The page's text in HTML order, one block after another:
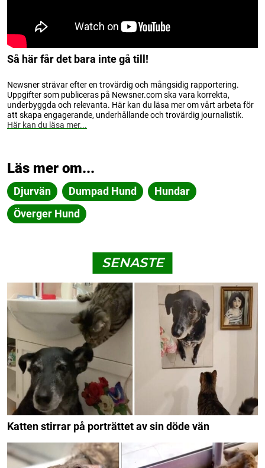
Så här får det bara inte gå till!
Newsner strävar efter en trovärdig och mångsidig rapportering.
Uppgifter som publiceras på Newsner.com ska vara korrekta,
underbyggda och relevanta. Här kan du läsa mer om vårt arbeta för
att skapa engagerande, underhållande och trovärdig journalistik.
Här kan du läsa mer...
Läs mer om...
Djurvän Dumpad Hund
Hundar
Överger Hund
SENASTE
Katten stirrar på porträttet av sin döde vän